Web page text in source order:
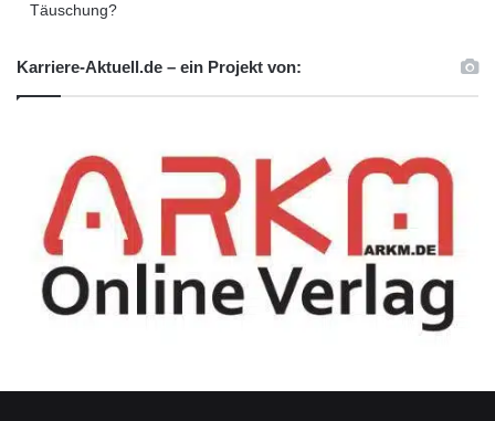
Täuschung?
Karriere-Aktuell.de – ein Projekt von: